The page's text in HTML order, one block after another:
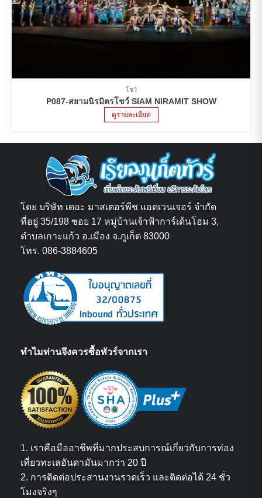
โชว์
P087-สยามนิรมิตรโชว์ SIAM NIRAMIT SHOW
ดูรายละเอียด
โดย บริษัท เดอะ มาสเตอร์พีช แอดเวนเจอร์ จำกัด
ที่อยู่ 35/198 ซอย 17 หมู่บ้านเจ้าฟ้าการ์เด้นโฮม 3,
ตำบลเกาะแก้ว อ.เมือง จ.ภูเก็ต 83000
โทร. 086-3884605
ทำไมท่านจึงควรซื้อทัวร์จากเรา
1. เราคือมืออาชีพที่มากประสบการณ์เกี่ยวกับการท่อง
เที่ยวทะเลอันดามันมากว่า 20 ปี
2. การติดต่อประสานงานรวดเร็ว และติดต่อได้ 24 ชั่ว
โมงจริงๆ